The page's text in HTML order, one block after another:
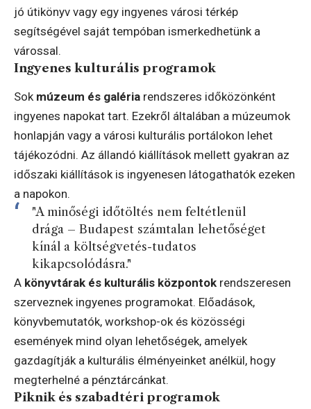
jó útikönyv vagy egy ingyenes városi térkép
segítségével saját tempóban ismerkedhetünk a
várossal.
Ingyenes kulturális programok
Sok múzeum és galéria rendszeres időközönként
ingyenes napokat tart. Ezekről általában a múzeumok
honlapján vagy a városi kulturális portálokon lehet
tájékozódni. Az állandó kiállítások mellett gyakran az
időszaki kiállítások is ingyenesen látogathatók ezeken
a napokon.
"A minőségi időtöltés nem feltétlenül
drága – Budapest számtalan lehetőséget
kínál a költségvetés-tudatos
kikapcsolódásra."
A könyvtárak és kulturális központok rendszeresen
szerveznek ingyenes programokat. Előadások,
könyvbemutatók, workshop-ok és közösségi
események mind olyan lehetőségek, amelyek
gazdagítják a kulturális élményeinket anélkül, hogy
megterhelné a pénztárcánkat.
Piknik és szabadtéri programok